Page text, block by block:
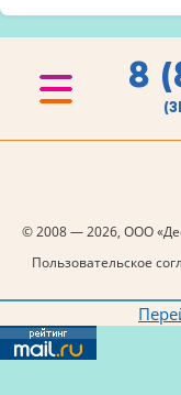
8
© 2008 — 2026, ООО
Пользовательское